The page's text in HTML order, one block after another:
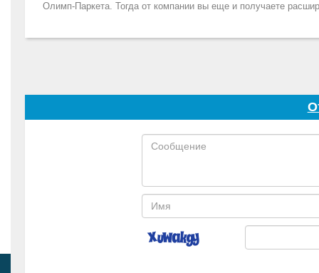
Олимп-Паркета. Тогда от компании вы еще и получаете